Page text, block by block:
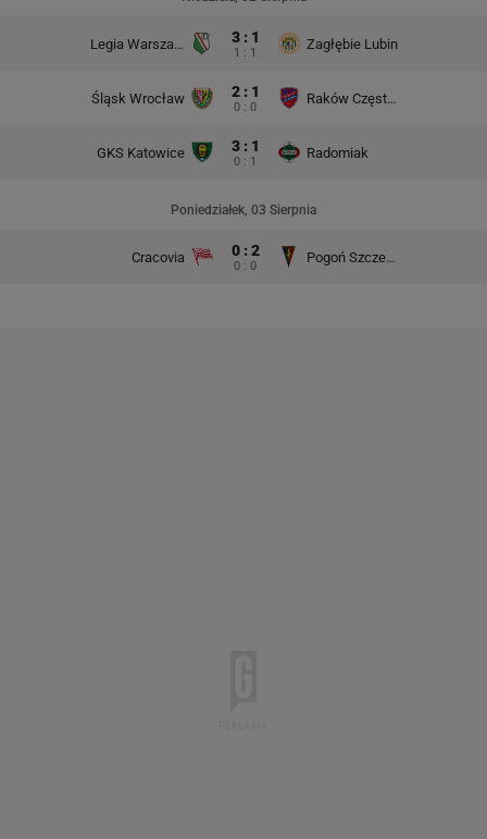
Legia Warszawa 3 : 1
1 : 1
Zagłębie Lubin
Śląsk Wrocław 2 : 1
0 : 0
Raków Częstochowa
GKS Katowice 3 : 1
0 : 1
Radomiak
Poniedziałek, 03 Sierpnia
Cracovia 0 : 2
0 : 0
Pogoń Szczecin